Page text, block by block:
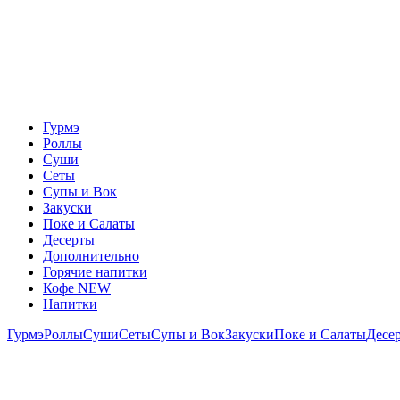
Гурмэ
Роллы
Суши
Сеты
Супы и Вок
Закуски
Поке и Салаты
Десерты
Дополнительно
Горячие напитки
Кофе NEW
Напитки
ГурмэРоллыСушиСетыСупы и ВокЗакускиПоке и Салаты